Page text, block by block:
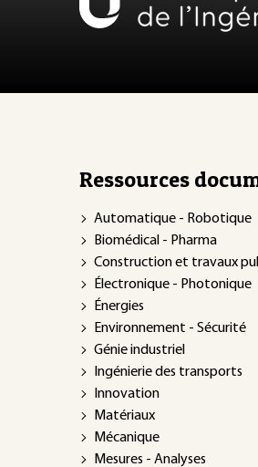
Ressources
Automatique - Robotique
Biomédical - Pharma
Construction et travaux
Électronique - Photonique
Énergies
Environnement - Sécurité
Génie industriel
Ingénierie des transports
Innovation
Matériaux
Mécanique
Mesures - Analyses